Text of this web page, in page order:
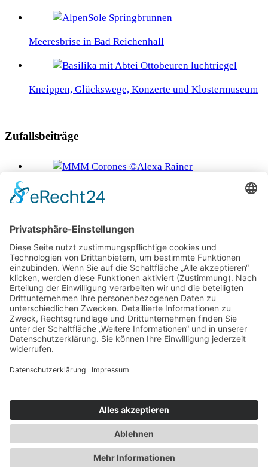
Meeresbrise in Bad Reichenhall
Kneippen, Glückswege, Konzerte und Klostermuseum
Zufallsbeiträge
Der Kronplatz – Ein MuseumsGipfel
Auf den Spuren von Dan Brown: Prags verborgene
Seite
Die schönsten Ampelmännchen in Deutschland und
Österreich
Ruf der Wildnis
Fünf spannende Roadtrips durch Europa: Dänemark,
Norwegen, Schottland, Irland und Rumänien
Datenschutz| Webseitenübersicht